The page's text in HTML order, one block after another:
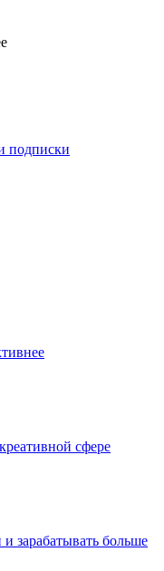
подписки
сфере
зарабатывать больше